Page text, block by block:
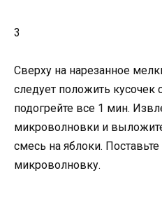
3
Сверху на нарезанное
следует положить кусочек
подогрейте все 1 мин.
микроволновки и
смесь на яблоки.
микроволновку.